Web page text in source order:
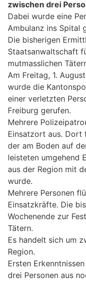
zwischen drei
Dabei wurde eine
Ambulanz ins Spital
Die bisherigen
Staatsanwaltschaft
mutmasslichen
Am Freitag, 1.
wurde die
einer verletzten
Freiburg gerufen.
Mehrere
Einsatzort aus. Dort
der am Boden auf
leisteten umgehend
aus der Region mit
wurde.
Mehrere Personen
Einsatzkräfte. Die
Wochenende zur
Tätern.
Es handelt sich um
Region.
Ersten
drei Personen aus